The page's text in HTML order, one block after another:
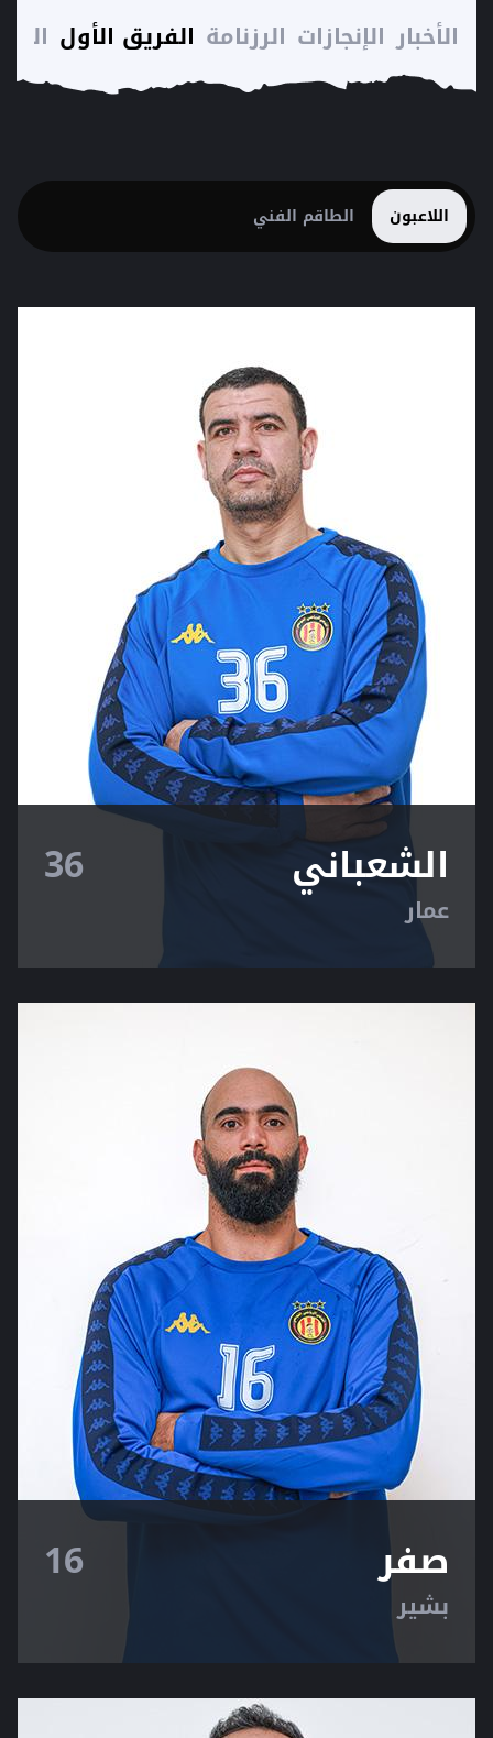
الأخبار الإنجازات الرزنامة الفريق الأول
اللاعبون الطاقم الفني
الشعباني
عمار
36
صفر
بشير
16